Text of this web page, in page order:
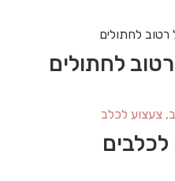
לחתולים
לכלבים